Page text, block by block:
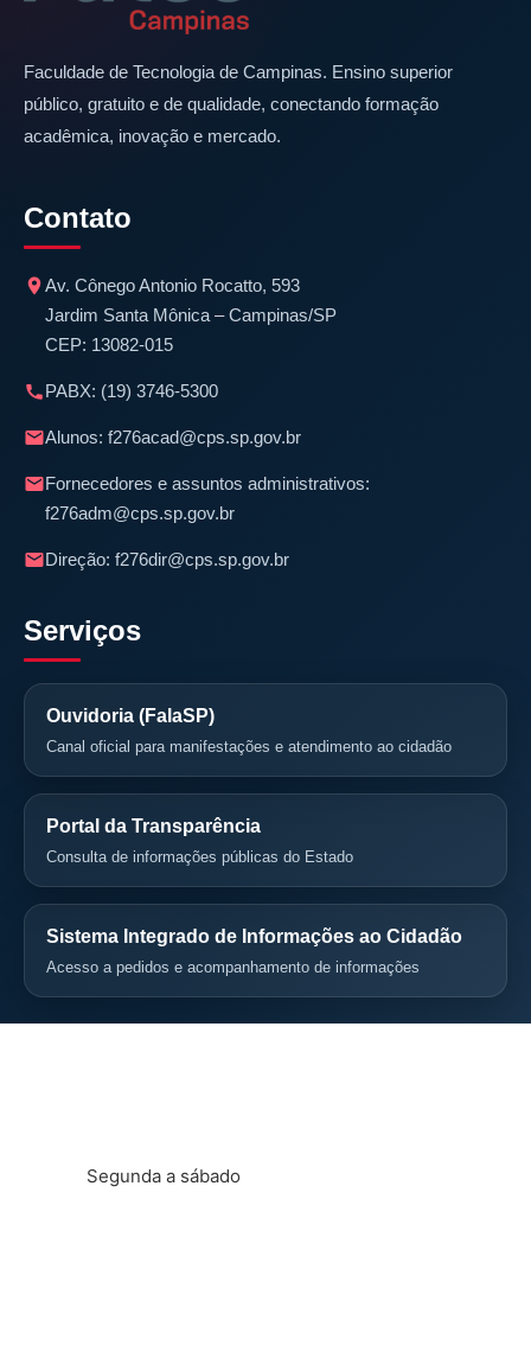
Faculdade de Tecnologia de Campinas. Ensino superior
público, gratuito e de qualidade, conectando formação
acadêmica, inovação e mercado.
Contato
Av. Cônego Antonio Rocatto, 593
Jardim Santa Mônica – Campinas/SP
CEP: 13082-015
PABX: (19) 3746-5300
Alunos: f276acad@cps.sp.gov.br
Fornecedores e assuntos administrativos:
f276adm@cps.sp.gov.br
Direção: f276dir@cps.sp.gov.br
Serviços
Ouvidoria (FalaSP)
Canal oficial para manifestações e atendimento ao cidadão
Portal da Transparência
Consulta de informações públicas do Estado
Sistema Integrado de Informações ao Cidadão
Acesso a pedidos e acompanhamento de informações
Segunda a sábado